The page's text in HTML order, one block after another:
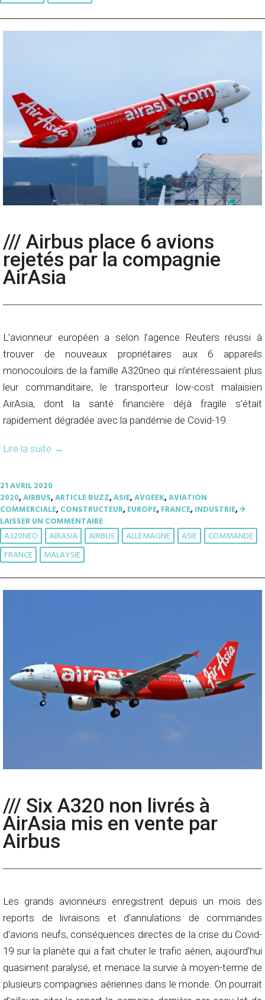
/// Airbus place 6 avions
rejetés par la compagnie
AirAsia
L’avionneur européen a selon l’agence Reuters réussi à
trouver de nouveaux propriétaires aux 6 appareils
monocouloirs de la famille A320neo qui n’intéressaient plus
leur commanditaire, le transporteur low-cost malaisien
AirAsia, dont la santé financière déjà fragile s’était
rapidement dégradée avec la pandémie de Covid-19.
Lire la suite →
21 AVRIL 2020
2020,AIRBUS,ARTICLE BUZZ,ASIE,AVGEEK,AVIATION
COMMERCIALE,CONSTRUCTEUR,EUROPE,FRANCE,INDUSTRIE,✈︎
LAISSER UN COMMENTAIRE
A320NEO AIRASIA AIRBUS ALLEMAGNE ASIE
COMMANDE
FRANCE
MALAYSIE
/// Six A320 non livrés à
AirAsia mis en vente par
Airbus
Les grands avionneurs enregistrent depuis un mois des
reports de livraisons et d’annulations de commandes
d’avions neufs, conséquences directes de la crise du Covid-
19 sur la planète qui a fait chuter le trafic aérien, aujourd’hui
quasiment paralysé, et menace la survie à moyen-terme de
plusieurs compagnies aériennes dans le monde. On pourrait